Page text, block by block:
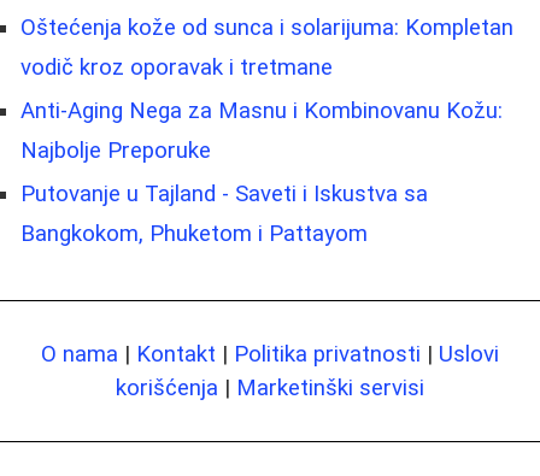
Oštećenja kože od sunca i solarijuma: Kompletan
vodič kroz oporavak i tretmane
Anti-Aging Nega za Masnu i Kombinovanu Kožu:
Najbolje Preporuke
Putovanje u Tajland - Saveti i Iskustva sa
Bangkokom, Phuketom i Pattayom
O nama | Kontakt | Politika privatnosti | Uslovi
korišćenja | Marketinški servisi